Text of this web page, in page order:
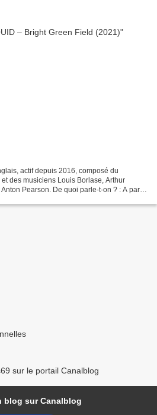
actif depuis 2016, composé du
des musiciens Louis Borlase, Arthur
Pearson. De quoi parle-t-on ? : A partir
sur le portail Canalblog
blog sur Canalblog